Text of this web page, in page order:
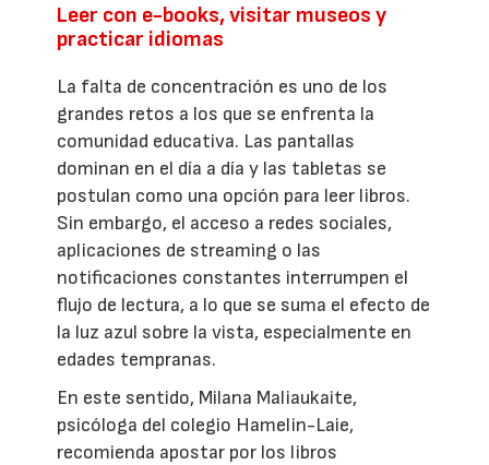
Leer con e-books, visitar museos y
practicar idiomas
La falta de concentración es uno de los
grandes retos a los que se enfrenta la
comunidad educativa. Las pantallas
dominan en el día a día y las tabletas se
postulan como una opción para leer libros.
Sin embargo, el acceso a redes sociales,
aplicaciones de streaming o las
notificaciones constantes interrumpen el
flujo de lectura, a lo que se suma el efecto de
la luz azul sobre la vista, especialmente en
edades tempranas.
En este sentido, Milana Maliaukaite,
psicóloga del colegio Hamelin-Laie,
recomienda apostar por los libros